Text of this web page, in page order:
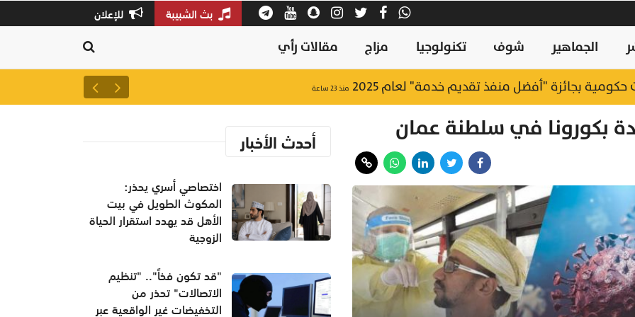
بث الشبيبة للإعلان
الجماهير شوف تكنولوجيا مزاج مقالات رأي
منذ ٢٣ ساعة لتعزيز سلاسل الإمداد..
أحدث الأخبار
اختصاصي أسري يحذر:
المكوث الطويل في بيت
الأهل قد يهدد استقرار الحياة
الزوجية
"قد تكون فخاً".. "تنظيم
الاتصالات" تحذر من
التخفيضات غير الواقعية عبر